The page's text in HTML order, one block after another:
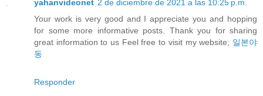
yahanvideonet 2 de diciembre de 2021 a las 10:25 p.m.
Your work is very good and I appreciate you and hopping
for some more informative posts. Thank you for sharing
great information to us Feel free to visit my website; 일본야
동
Responder